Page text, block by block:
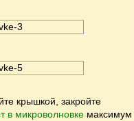
крышкой, закройте
в микроволновке максимум